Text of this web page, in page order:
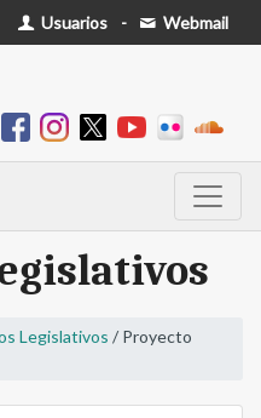
Usuarios - Webmail
Legislativos / Proyecto